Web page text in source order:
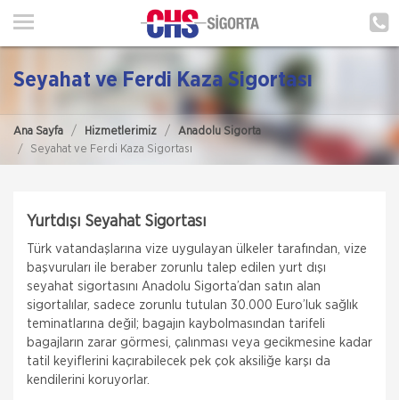
ANA SAYFA
POLIÇE HATIRLAT
MÜŞTERI GIRIŞI
Seyahat ve Ferdi Kaza Sigortası
Ana Sayfa Hizmetlerimiz
Anadolu Sigorta
Seyahat ve Ferdi Kaza Sigortası
Yurtdışı Seyahat Sigortası
Türk vatandaşlarına vize uygulayan ülkeler tarafından, vize
başvuruları ile beraber zorunlu talep edilen yurt dışı
seyahat sigortasını Anadolu Sigorta’dan satın alan
sigortalılar, sadece zorunlu tutulan 30.000 Euro’luk sağlık
teminatlarına değil; bagajın kaybolmasından tarifeli
bagajların zarar görmesi, çalınması veya gecikmesine kadar
tatil keyiflerini kaçırabilecek pek çok aksiliğe karşı da
kendilerini koruyorlar.